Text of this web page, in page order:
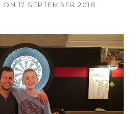
ON 17 SEPTEMBER 2018